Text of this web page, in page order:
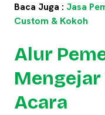
Baca Juga : Jasa
Custom & Kokoh
Alur
Acara